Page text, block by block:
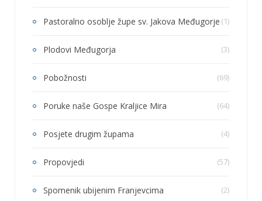
Pastoralno osoblje župe sv. Jakova Međugorje (1)
Plodovi Međugorja (3)
Pobožnosti (69)
Poruke naše Gospe Kraljice Mira (64)
Posjete drugim župama (4)
Propovjedi (57)
Spomenik ubijenim Franjevcima (2)